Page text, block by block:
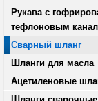
Рукава с
тефлоновым
Сварный шланг
Шланги для масла
Ацетиленовые